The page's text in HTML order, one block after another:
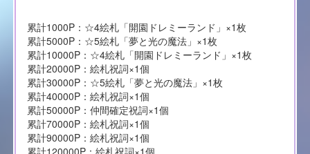
累計1000P：☆4絵札「開園ドレミーランド」×1枚
累計5000P：☆5絵札「夢と光の魔法」×1枚
累計10000P：☆4絵札「開園ドレミーランド」×1枚
累計20000P：絵札祝詞×1個
累計30000P：☆5絵札「夢と光の魔法」×1枚
累計40000P：絵札祝詞×1個
累計50000P：仲間確定祝詞×1個
累計70000P：絵札祝詞×1個
累計90000P：絵札祝詞×1個
累計120000P：絵札祝詞×1個